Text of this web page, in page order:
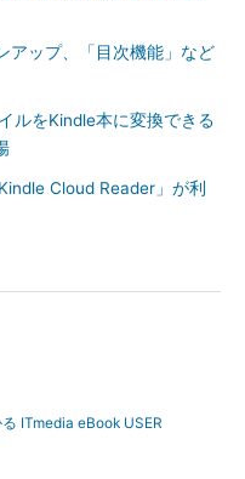
アップ、「目次機能」など
ルをKindle本に変換できる
Cloud Reader」が利
ITmedia eBook USER